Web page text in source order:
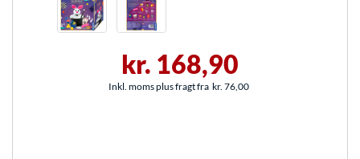
kr. 168,90
Inkl. moms plus fragt fra kr. 76,00